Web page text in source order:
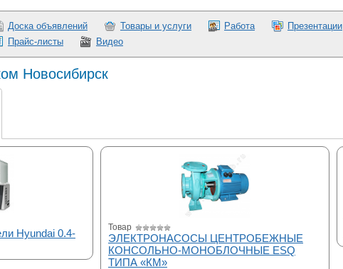
Доска объявлений Товары и услуги Работа
Презентации
Прайс-листы
Видео
Новосибирск
Hyundai 0.4-
Товар
ЭЛЕКТРОНАСОСЫ ЦЕНТРОБЕЖНЫЕ
КОНСОЛЬНО-МОНОБЛОЧНЫЕ ESQ
ТИПА «КM»